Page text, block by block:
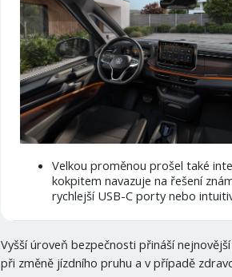
Velkou proměnou prošel také
kokpitem navazuje na řešení
rychlejší USB-C porty nebo
Vyšší úroveň bezpečnosti přináší
při změně jízdního pruhu a v případě